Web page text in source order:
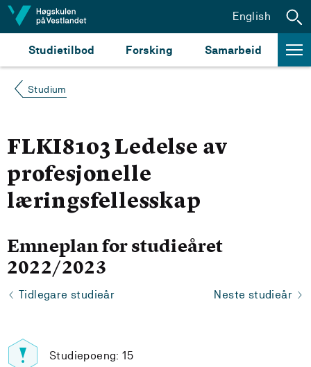
Hopp til innhald
Studietilbod Forsking Samarbeid
English
Studium
FLKI8103 Ledelse av
profesjonelle
læringsfellesskap
Emneplan for studieåret
2022/2023
Tidlegare studieår Neste studieår
Studiepoeng: 15